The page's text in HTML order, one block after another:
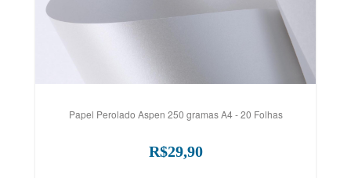
Papel Perolado Aspen 250 gramas A4 - 20 Folhas
R$29,90